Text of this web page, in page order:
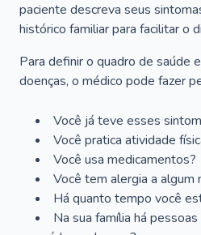
paciente descreva seus
histórico familiar para facilitar o
Para definir o quadro de saúde
doenças, o médico pode fazer
Você já teve esses
Você pratica atividade
Você usa medicamentos?
Você tem alergia a
Há quanto tempo você
Na sua família há